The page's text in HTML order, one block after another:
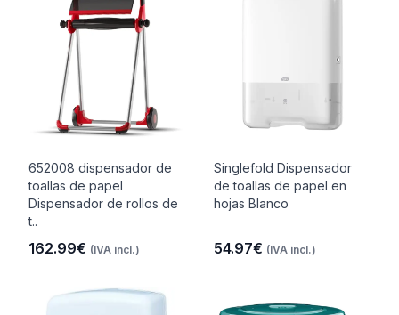
652008 dispensador de
toallas de papel
Dispensador de rollos de
t..
162.99€ (IVA incl.)
Singlefold Dispensador
de toallas de papel en
hojas Blanco
54.97€ (IVA incl.)